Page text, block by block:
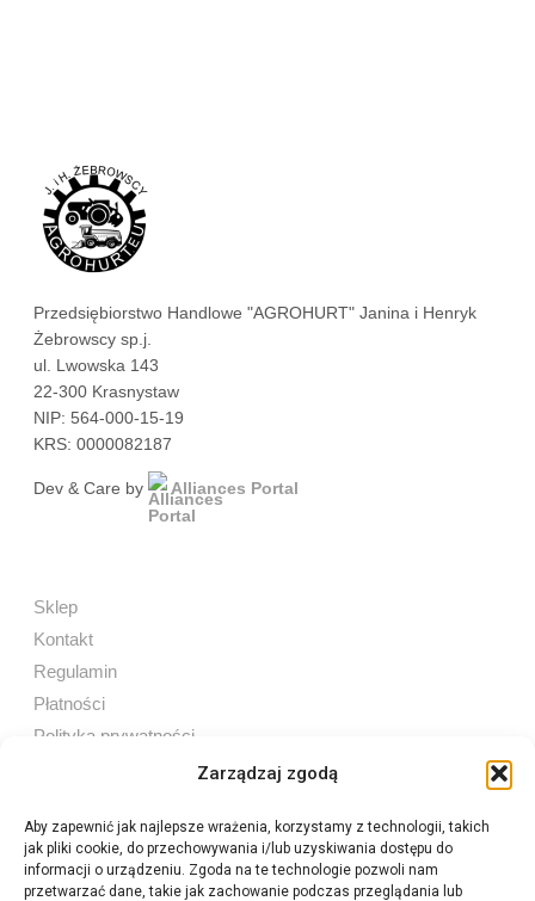
Zarządzaj zgodą
Aby zapewnić jak najlepsze wrażenia, korzystamy z technologii, takich
jak pliki cookie, do przechowywania i/lub uzyskiwania dostępu do
informacji o urządzeniu. Zgoda na te technologie pozwoli nam
przetwarzać dane, takie jak zachowanie podczas przeglądania lub
Przedsiębiorstwo Handlowe "AGROHURT" Janina i Henryk
Żebrowscy sp.j.
ul. Lwowska 143
22-300 Krasnystaw
NIP: 564-000-15-19
KRS: 0000082187
Dev & Care by Alliances Portal
Sklep
Kontakt
Regulamin
Płatności
Polityka prywatności
Sprzedaż internetowa
Tel:605 603 753